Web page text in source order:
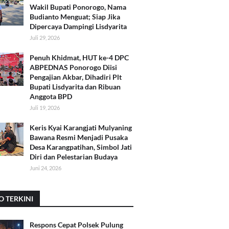
Wakil Bupati Ponorogo, Nama
Budianto Menguat; Siap Jika
Dipercaya Dampingi Lisdyarita
Juli 29, 2026
Penuh Khidmat, HUT ke-4 DPC
ABPEDNAS Ponorogo Diisi
Pengajian Akbar, Dihadiri Plt
Bupati Lisdyarita dan Ribuan
Anggota BPD
Juli 19, 2026
Keris Kyai Karangjati Mulyaning
Bawana Resmi Menjadi Pusaka
Desa Karangpatihan, Simbol Jati
Diri dan Pelestarian Budaya
Juni 24, 2026
TERKINI
Respons Cepat Polsek Pulung